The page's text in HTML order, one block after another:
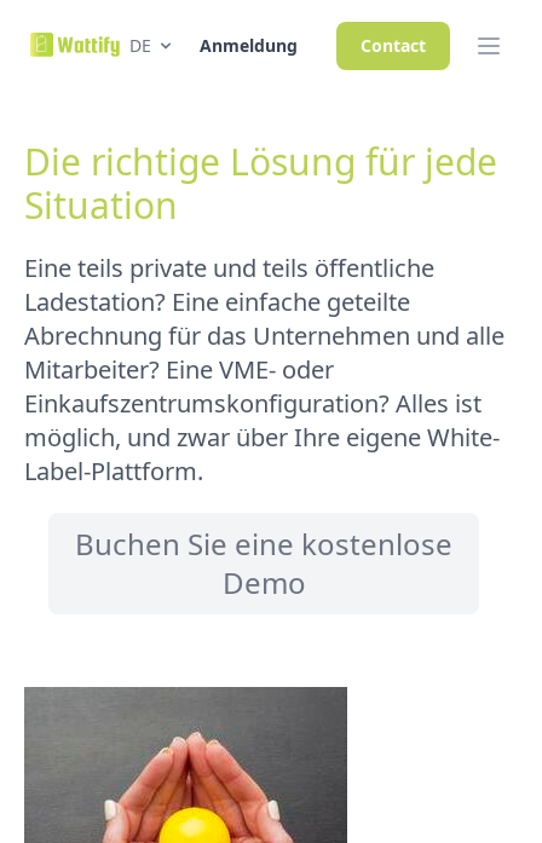
DE Anmeldung Contact
Die richtige Lösung für jede
Situation
Eine teils private und teils öffentliche
Ladestation? Eine einfache geteilte
Abrechnung für das Unternehmen und alle
Mitarbeiter? Eine VME- oder
Einkaufszentrumskonfiguration? Alles ist
möglich, und zwar über Ihre eigene White-
Label-Plattform.
Buchen Sie eine kostenlose
Demo